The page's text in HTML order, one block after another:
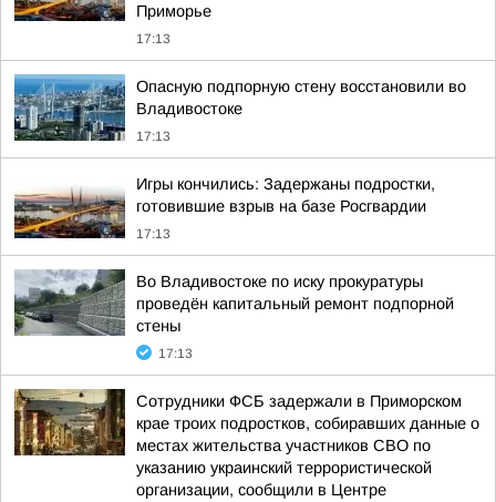
Приморье
17:13
Опасную подпорную стену восстановили во
Владивостоке
17:13
Игры кончились: Задержаны подростки,
готовившие взрыв на базе Росгвардии
17:13
Во Владивостоке по иску прокуратуры
проведён капитальный ремонт подпорной
стены
17:13
Сотрудники ФСБ задержали в Приморском
крае троих подростков, собиравших данные о
местах жительства участников СВО по
указанию украинский террористической
организации, сообщили в Центре